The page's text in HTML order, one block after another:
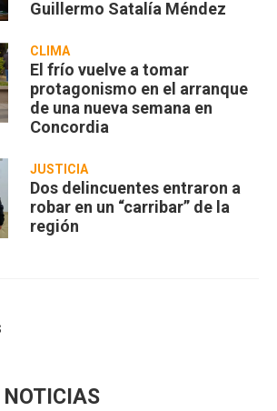
Guillermo Satalía Méndez
CLIMA
El frío vuelve a tomar
protagonismo en el arranque
de una nueva semana en
Concordia
JUSTICIA
Dos delincuentes entraron a
robar en un “carribar” de la
región